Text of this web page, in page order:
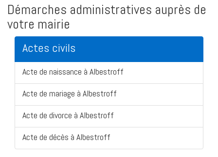
Démarches administratives auprès de
votre mairie
Actes civils
Acte de naissance à Albestroff
Acte de mariage à Albestroff
Acte de divorce à Albestroff
Acte de décès à Albestroff